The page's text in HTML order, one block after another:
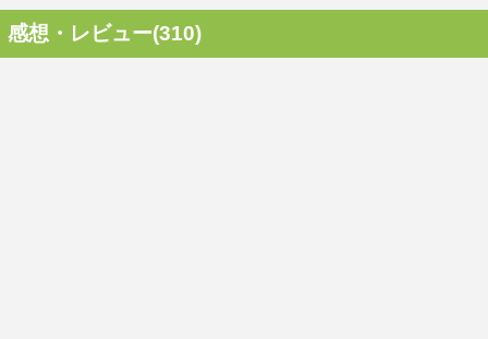
感想・レビュー(310)